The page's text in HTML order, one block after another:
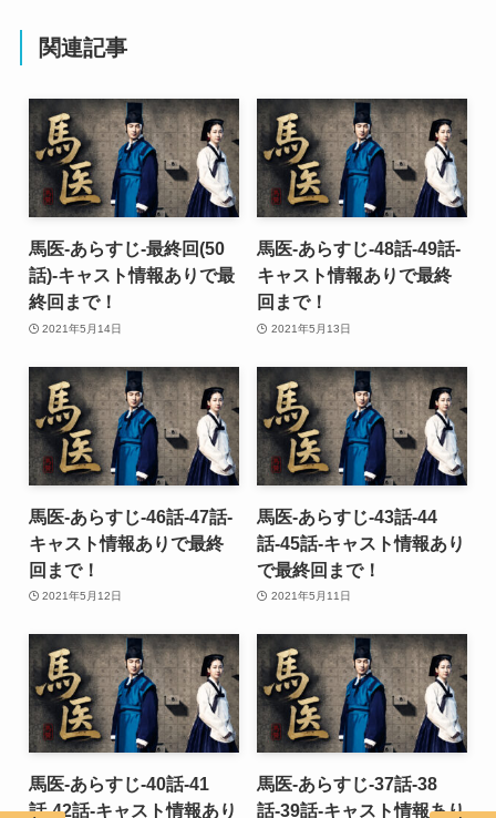
関連記事
馬医-あらすじ-最終回(50
話)-キャスト情報ありで最
終回まで！
2021年5月14日
馬医-あらすじ-48話-49話-
キャスト情報ありで最終
回まで！
2021年5月13日
馬医-あらすじ-46話-47話-
キャスト情報ありで最終
回まで！
2021年5月12日
馬医-あらすじ-43話-44
話-45話-キャスト情報あり
で最終回まで！
2021年5月11日
馬医-あらすじ-40話-41
話-42話-キャスト情報あり
馬医-あらすじ-37話-38
話-39話-キャスト情報あり